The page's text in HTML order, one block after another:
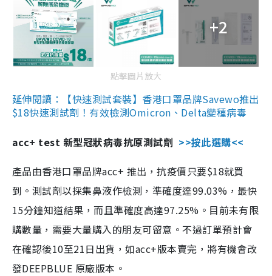
+2
點擊圖片放大
延伸閱讀：【快速測試套裝】香港口罩品牌Savewo推出
$18快速測試劑！有效檢測Omicron、Delta變種病毒
acc+ test 新型冠狀病毒抗原測試劑 >>按此選購<<
產品由香港口罩品牌acc+ 推出，抗疫價只要$18就買
到。測試劑以採集鼻液作檢測，準確度達99.03%，最快
15分鐘知道結果，而且準確度高達97.25%。目前未有限
購數量，需要大量購入的朋友可留意。不過訂單預計會
在確認後10至21日出貨，如acc+版本賣完，將有機會改
發DEEPBLUE 原廠版本。